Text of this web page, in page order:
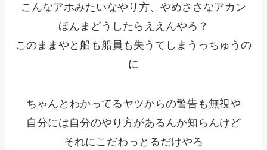
こんなアホみたいなやり方、やめささなアカン
ほんまどうしたらええんやろ？
このままやと船も船員も失うてしまうっちゅうの
に
ちゃんとわかってるヤツからの警告も無視や
自分には自分のやり方があるんか知らんけど
それにこだわっとるだけやろ